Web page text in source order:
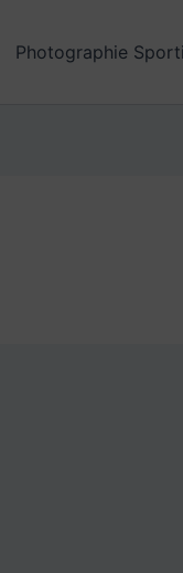
Photographie